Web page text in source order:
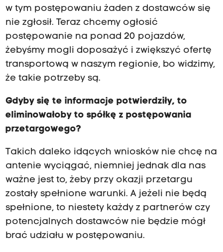
w tym postępowaniu żaden z dostawców się
nie zgłosił. Teraz chcemy ogłosić
postępowanie na ponad 20 pojazdów,
żebyśmy mogli doposażyć i zwiększyć ofertę
transportową w naszym regionie, bo widzimy,
że takie potrzeby są.
Gdyby się te informacje potwierdziły, to
eliminowałoby to spółkę z postępowania
przetargowego?
Takich daleko idących wniosków nie chcę na
antenie wyciągać, niemniej jednak dla nas
ważne jest to, żeby przy okazji przetargu
zostały spełnione warunki. A jeżeli nie będą
spełnione, to niestety każdy z partnerów czy
potencjalnych dostawców nie będzie mógł
brać udziału w postępowaniu.